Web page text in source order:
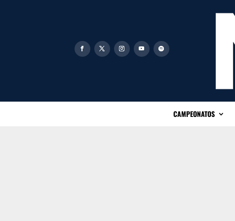
CAMPEONATOS